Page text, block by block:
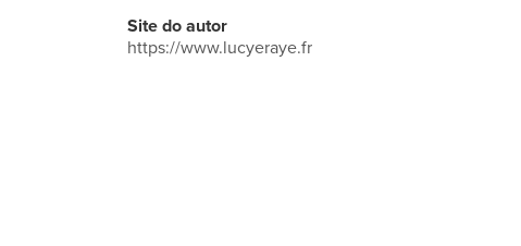
Site do autor
https://www.lucyeraye.fr